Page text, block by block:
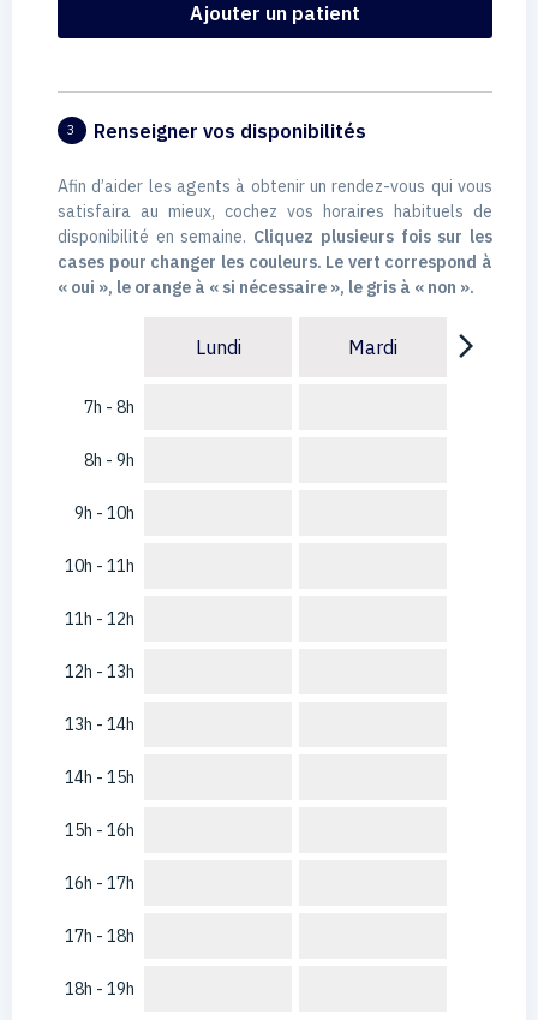
Ajouter un patient
3 Renseigner vos disponibilités
Afin d’aider les agents à obtenir un rendez-vous qui vous
satisfaira au mieux, cochez vos horaires habituels de
disponibilité en semaine. Cliquez plusieurs fois sur les
cases pour changer les couleurs. Le vert correspond à
« oui », le orange à « si nécessaire », le gris à « non ».
7h - 8h
8h - 9h
9h - 10h
10h - 11h
11h - 12h
12h - 13h
13h - 14h
14h - 15h
15h - 16h
16h - 17h
17h - 18h
18h - 19h
Lundi Mardi arrow_forward_ios